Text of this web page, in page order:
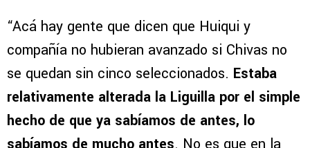
“Acá hay gente que dicen que Huiqui y
compañía no hubieran avanzado si Chivas no
se quedan sin cinco seleccionados. Estaba
relativamente alterada la Liguilla por el simple
hecho de que ya sabíamos de antes, lo